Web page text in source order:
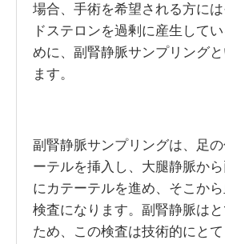
場合、手術を希望される方に
ドステロンを過剰に産生して
めに、副腎静脈サンプリング
ます。
副腎静脈サンプリングは、足
ーテルを挿入し、大腿静脈か
にカテーテルを進め、そこか
検査になります。副腎静脈は
ため、この検査は技術的にと